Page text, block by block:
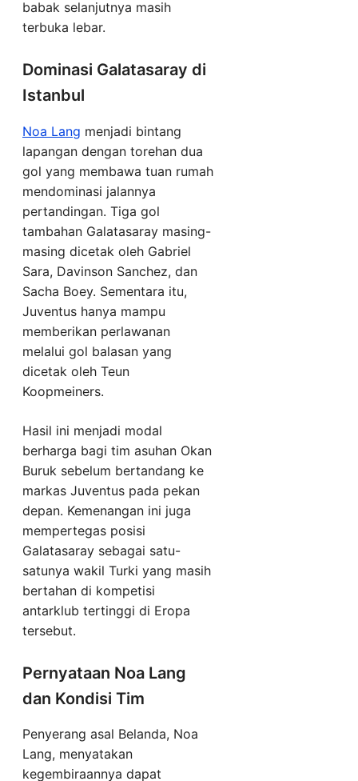
babak selanjutnya masih
terbuka lebar.
Dominasi Galatasaray di
Istanbul
Noa Lang menjadi bintang
lapangan dengan torehan dua
gol yang membawa tuan rumah
mendominasi jalannya
pertandingan. Tiga gol
tambahan Galatasaray masing-
masing dicetak oleh Gabriel
Sara, Davinson Sanchez, dan
Sacha Boey. Sementara itu,
Juventus hanya mampu
memberikan perlawanan
melalui gol balasan yang
dicetak oleh Teun
Koopmeiners.
Hasil ini menjadi modal
berharga bagi tim asuhan Okan
Buruk sebelum bertandang ke
markas Juventus pada pekan
depan. Kemenangan ini juga
mempertegas posisi
Galatasaray sebagai satu-
satunya wakil Turki yang masih
bertahan di kompetisi
antarklub tertinggi di Eropa
tersebut.
Pernyataan Noa Lang
dan Kondisi Tim
Penyerang asal Belanda, Noa
Lang, menyatakan
kegembiraannya dapat